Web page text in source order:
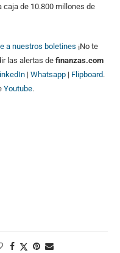
de 10.800 millones de
a nuestros boletines ¡No te
las alertas de finanzas.com
| Whatsapp | Flipboard.
Youtube.